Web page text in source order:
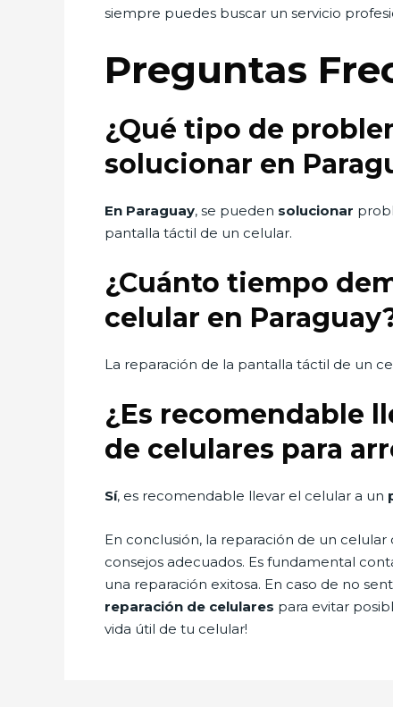
siempre puedes buscar un servicio
Preguntas
¿Qué tipo de
solucionar en
En Paraguay, se pueden solucionar
pantalla táctil de un celular.
¿Cuánto tiempo
celular en
La reparación de la pantalla táctil de un
¿Es recomendable
de celulares para
Sí, es recomendable llevar el celular a un
En conclusión, la reparación de un celular
consejos adecuados. Es fundamental
una reparación exitosa. En caso de no
reparación de celulares para evitar
vida útil de tu celular!